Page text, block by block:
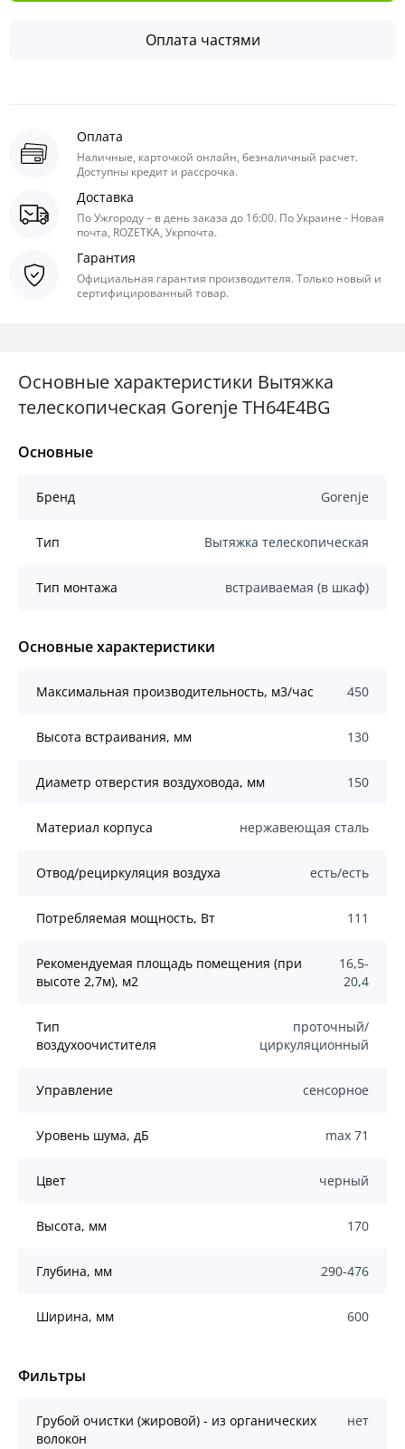
Оплата частями
Оплата
Наличные, карточкой онлайн, безналичный расчет.
Доступны кредит и рассрочка.
Доставка
По Ужгороду – в день заказа до 16:00. По Украине - Новая
почта, ROZETKA, Укрпочта.
Гарантия
Официальная гарантия производителя. Только новый и
сертифицированный товар.
Основные характеристики Вытяжка
телескопическая Gorenje TH64E4BG
Основные
Бренд Gorenje
Тип Вытяжка телескопическая
Тип монтажа встраиваемая (в шкаф)
Основные характеристики
Mаксимальная производительность, м3/час 450
Высота встраивания, мм 130
Диаметр отверстия воздуховода, мм 150
Материал корпуса нержавеющая сталь
Отвод/рециркуляция воздуха есть/есть
Потребляемая мощность, Вт 111
Рекомендуемая площадь помещения (при
высоте 2,7м), м2
16,5-
20,4
Тип
воздухоочистителя
проточный/
циркуляционный
Управление сенсорное
Уровень шума, дБ max 71
Цвет черный
Высота, мм 170
Глубина, мм 290-476
Ширина, мм 600
Фильтры
Грубой очистки (жировой) - из органических
волокон
нет